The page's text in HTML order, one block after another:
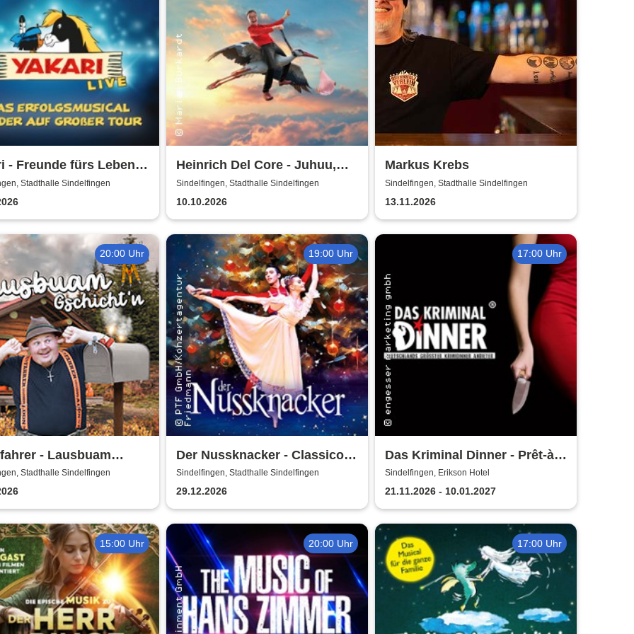
- Freunde fürs Leben -
für die ganze
Stadthalle Sindelfingen
Heinrich Del Core - Juhuu,
meine Frau wird Oma
Sindelfingen, Stadthalle Sindelfingen
10.10.2026
Markus Krebs
Sindelfingen, Stadthalle Sindelfingen
13.11.2026
20:00 Uhr
- Lausbuam
Stadthalle Sindelfingen
19:00 Uhr
Der Nussknacker - Classico
Ballet Napoli
Sindelfingen, Stadthalle Sindelfingen
29.12.2026
17:00 Uhr
Das Kriminal Dinner - Prêt-à-
morter - Der letzte Schrei
Sindelfingen, Erikson Hotel
21.11.2026 - 10.01.2027
15:00 Uhr 20:00 Uhr 17:00 Uhr